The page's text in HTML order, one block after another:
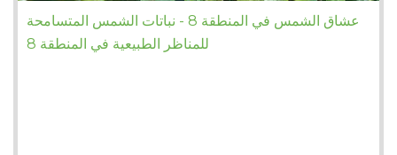
عشاق الشمس في المنطقة 8 - نباتات الشمس المتسامحة
للمناظر الطبيعية في المنطقة 8